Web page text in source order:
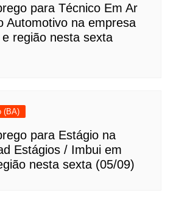
para Técnico Em Ar
Automotivo na empresa
região nesta sexta
(BA)
para Estágio na
Estágios / Imbui em
nesta sexta (05/09)